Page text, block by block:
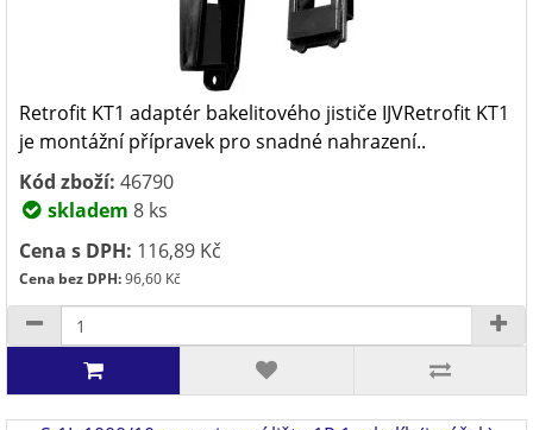
Retrofit KT1 adaptér bakelitového jističe IJVRetrofit KT1
je montážní přípravek pro snadné nahrazení..
Kód zboží: 46790
skladem 8 ks
Cena s DPH: 116,89 Kč
Cena bez DPH:96,60 Kč